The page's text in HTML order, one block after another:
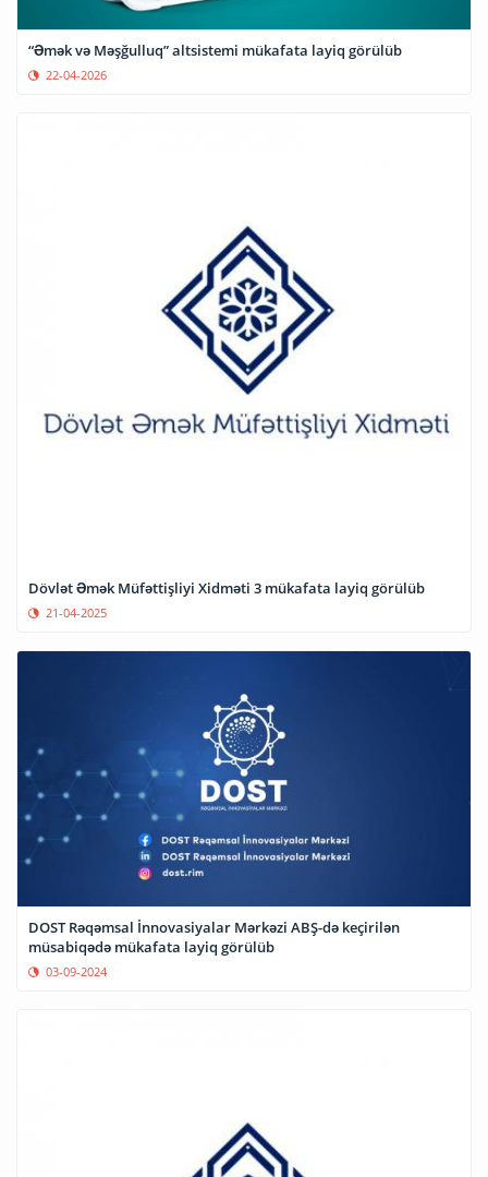
“Əmək və Məşğulluq” altsistemi mükafata layiq görülüb
22-04-2026
Dövlət Əmək Müfəttişliyi Xidməti 3 mükafata layiq görülüb
21-04-2025
DOST Rəqəmsal İnnovasiyalar Mərkəzi ABŞ-də keçirilən
müsabiqədə mükafata layiq görülüb
03-09-2024